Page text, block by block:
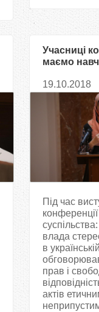
Учасниці
маємо
щодо
19.10.2018
Під час
влада
в
прав і
актів